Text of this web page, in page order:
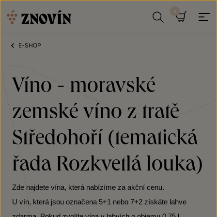
E-SHOP
Víno - moravské
zemské víno z tratě
Středohoří (tematická
řada Rozkvetlá louka)
Zde najdete vína, která nabízíme za akční cenu.
U vín, která jsou označena 5+1 nebo 7+2 získáte lahve